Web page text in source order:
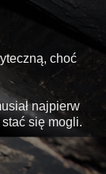
choć
najpierw
się mogli.